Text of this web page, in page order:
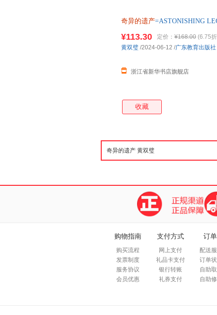
起伏、丰富多彩、耐人寻味、
奇异的遗产=ASTONISHING
¥113.30 定价： ¥168.00 (6.75
浙江省新华书店旗舰店
黄双璧 /2024-06-12 /广东教育出版社
收藏
购物指南
购买流程
发票制度
服务协议
会员优惠
支付方式
网上支付
礼品卡支付
银行转账
礼券支付
订
配送
订单
自助
自助